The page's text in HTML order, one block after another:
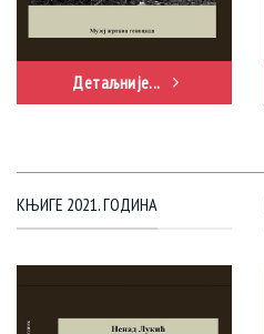
Детаљније...
КЊИГЕ 2021. ГОДИНА